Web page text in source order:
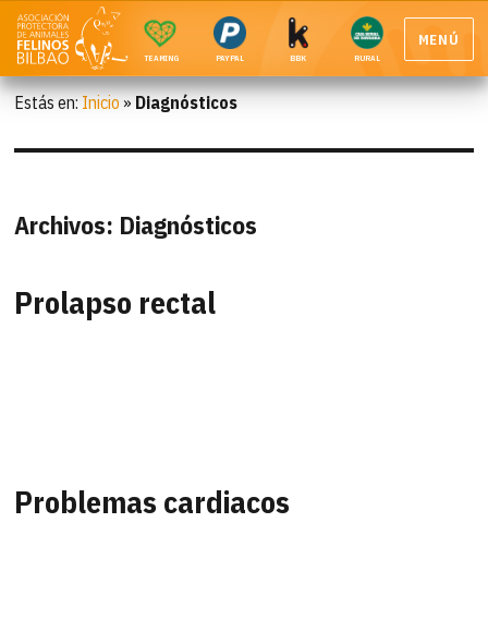
TEAMING PAYPAL BBK RURAL
MENÚ
Estás en: Inicio » Diagnósticos
Archivos: Diagnósticos
Prolapso rectal
Problemas cardiacos